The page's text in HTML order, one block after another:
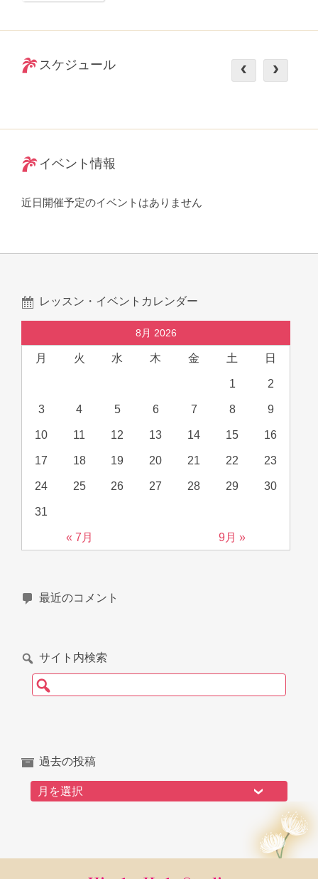
スケジュール
イベント情報
近日開催予定のイベントはありません
レッスン・イベントカレンダー
8月 2026
月 火 水 木 金 土 日
« 7月 9月 »
1 2
3 4 5 6 7 8 9
10 11 12 13 14 15 16
17 18 19 20 21 22 23
24 25 26 27 28 29 30
31
最近のコメント
サイト内検索
検索:
過去の投稿
過去の投稿